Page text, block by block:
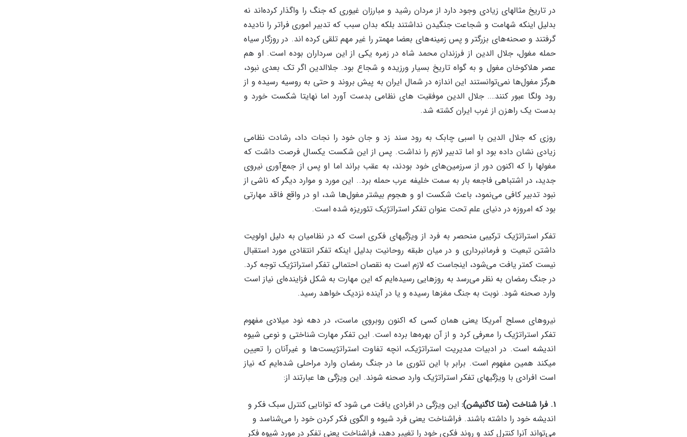
در تاریخ مثالهای زیادی وجود دارد از مردان رشید و مبارزان غیوری که جنگ را واگذار کرده‌اند نه
بدلیل اینکه شهامت و شجاعت جنگیدن نداشتند بلکه بدان سبب که تدبیر اموری فراتر را نادیده
گرفتند و صحنه‌های بزرگتر و پس زمینه‌های بعضا مهمتر را غیر مهم تلقی کرده اند. در روزگار سیاه
حمله مغول، جلال الدین از فرزندان محمد شاه در زمره یکی از این سرداران بوده است. او هم
عصر هلاکوخان مغول و به گواه تاریخ بسیار ورزیده و شجاع بود. جلاالدین اگر تک بعدی نبود،
هرگز مغول‌ها نمی‌توانستند این اندازه در شمال ایران به پیش بروند و حتی به روسیه رسیده و از
رود ولگا عبور کنند…. جلال الدین موفقیت های نظامی بدست آورد اما نهایتا شکست خورد و
بدست یک راهزن از غرب ایران کشته شد.
روزی که جلال الدین با اسبی چابک به رود سند زد و جان خود را نجات داد، رشادت نظامی
زیادی نشان داده بود او اما تدبیر لازم را نداشت. پس از این شکست یکسال فرصت داشت که
مغولها را که اکنون دور از سرزمین‌های خود بودند، به عقب براند اما او پس از جمع‌آوری نیروی
جدید، در اشتباهی فاجعه بار به سمت خلیفه عرب حمله برد.. این مورد و موارد دیگر که ناشی از
نبود تدبیر کافی می‌نمود، باعث شکست او و هجوم بیشتر مغول‌ها شد، او در واقع فاقد مهارتی
بود که امروزه در دنیای علم تحت عنوان تفکر استراتژیک تئوریزه شده است.
تفکر استراتژیک ترکیبی منحصر به فرد از ویژگیهای فکری است که در نظامیان به دلیل اولویت
داشتن تبعیت و فرمانبرداری و در میان طبقه روحانیت بدلیل اینکه تفکر انتقادی مورد استقبال
نیست کمتر یافت می‌شود، اینجاست که لازم است به نقصان احتمالی تفکر استراتژیک توجه کرد.
در جنگ رمضان به نظر می‌رسد به روزهایی رسیده‌ایم که این مهارت به شکل فزاینده‌ای نیاز است
وارد صحنه شود. نوبت به جنگ مغزها رسیده و یا در آینده نزدیک خواهد رسید.
نیروهای مسلح آمریکا یعنی همان کسی که اکنون روبروی ماست، در دهه نود میلادی مفهوم
تفکر استراتژیک را معرفی کرد و از آن بهره‌ها برده است. این تفکر مهارت شناختی و نوعی شیوه
اندیشه است. در ادبیات مدیریت استراتژیک، انچه تفاوت استراتژیست‌ها و غیرآنان را تعیین
میکند همین مفهوم است. برابر با این تئوری ما در جنگ رمضان وارد مراحلی شده‌ایم که نیاز
است افرادی با ویژگیهای تفکر استراتژیک وارد صحنه شوند. این ویژگی ها عبارتند از:
۱. فرا شناخت (متا کاگنیشن):
این ویژگی در افرادی یافت می شود که توانایی کنترل سبک فکر و
اندیشه خود را داشته باشند. فراشناخت یعنی فرد شیوه و الگوی فکر کردن خود را می‌شناسد و
می‌تواند آنرا کنترل کند و روند فکری خود را تغییر دهد، فراشناخت یعنی تفکر در مورد شیوه فکر